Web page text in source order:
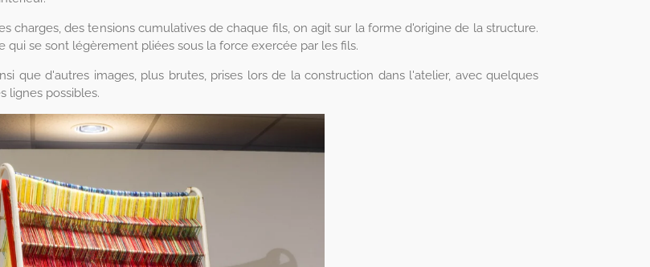
charges, des tensions cumulatives de chaque fils, on agit sur la forme d'origine de la structure.
se sont légèrement pliées sous la force exercée par les fils.
que d'autres images, plus brutes, prises lors de la construction dans l'atelier, avec quelques
lignes possibles.